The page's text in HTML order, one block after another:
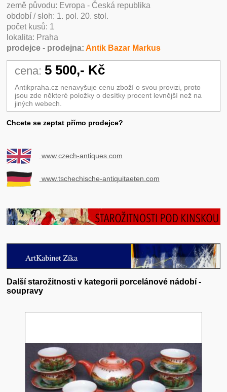
země původu: Evropa - Česká republika
období / sloh: 1. pol. 20. stol.
počet kusů: 1
lokalita: Praha
prodejce - prodejna:Antik Bazar Markus
cena: 5 500,- Kč
Antikpraha.cz nenavyšuje cenu zboží o svou provizi, proto
jsou zde některé položky o desítky procent levnější než na
jiných webech.
Chcete se zeptat přímo prodejce?
www.czech-antiques.com
www.tschechische-antiquitaeten.com
Další starožitnosti v kategorii porcelánové nádobí -
soupravy